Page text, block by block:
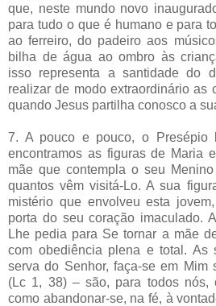
que, neste mundo novo
para tudo o que é humano e para
ao ferreiro, do padeiro aos
bilha de água ao ombro às
isso representa a santidade do
realizar de modo extraordinário as
quando Jesus partilha conosco a
7. A pouco e pouco, o Presépio
encontramos as figuras de Maria
mãe que contempla o seu
quantos vêm visitá-Lo. A sua
mistério que envolveu esta
porta do seu coração imaculado.
Lhe pedia para Se tornar a mãe
com obediência plena e total. As
serva do Senhor, faça-se em Mim
(Lc 1, 38) – são, para todos nós,
como abandonar-se, na fé, à